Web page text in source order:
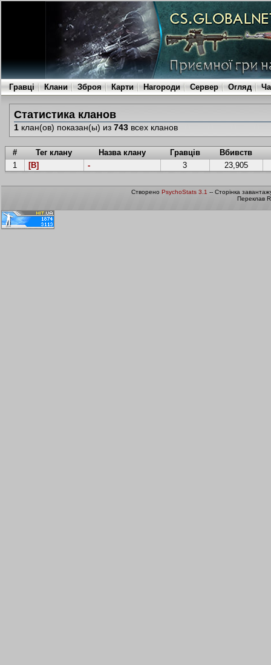
Гравці Клани Зброя Карти Нагороди Сервер Огляд
Статистика кланов
1клан(ов) показан(ы) из 743всех кланов
# Тег клану Назва клану Гравців
Вбивств
1
[B] - 3 23,905
Створено PsychoStats 3.1 -- Сторінка
Переклав